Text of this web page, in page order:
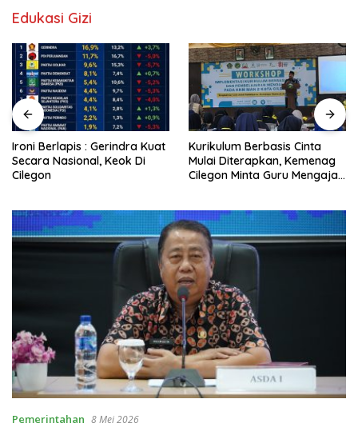
Edukasi Gizi
Ironi Berlapis : Gerindra Kuat
Secara Nasional, Keok Di
Cilegon
Kurikulum Berbasis Cinta
Mulai Diterapkan, Kemenag
Cilegon Minta Guru Mengajar
Pemerintahan 8 Mei 2026